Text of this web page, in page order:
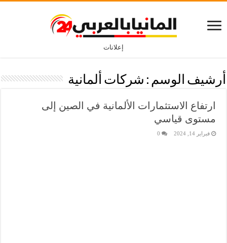
إعلانات
أرشيف الوسم : شركات ألمانية
ارتفاع الاستثمارات الألمانية في الصين إلى
مستوى قياسي
فبراير 14, 2024 0